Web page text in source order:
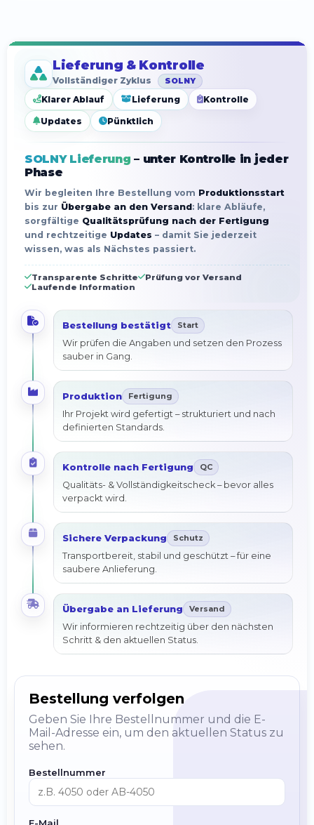
Lieferung & Kontrolle
Vollständiger Zyklus SOLNY
Klarer Ablauf Lieferung
SOLNY Lieferung
Phase
Wir begleiten Ihre Bestellung vomProduktionsstart
bis zurÜbergabe an den Versand: klare Abläufe,
sorgfältigeQualitätsprüfung nach der Fertigung
und rechtzeitigeUpdates – damit Sie jederzeit
wissen, was als Nächstes passiert.
Bestellung bestätigt Start
Wir prüfen die Angaben und setzen den Prozess
sauber in Gang.
Produktion Fertigung
Ihr Projekt wird gefertigt – strukturiert und nach
definierten Standards.
Kontrolle nach Fertigung QC
Qualitäts- & Vollständigkeitscheck – bevor alles
verpackt wird.
Sichere Verpackung Schutz
Transportbereit, stabil und geschützt – für eine
saubere Anlieferung.
Übergabe an Lieferung Versand
Wir informieren rechtzeitig über den nächsten
Schritt & den aktuellen Status.
Bestellung verfolgen
Geben Sie Ihre Bestellnummer und die E-
Mail-Adresse ein, um den aktuellen Status zu
Bestellnummer